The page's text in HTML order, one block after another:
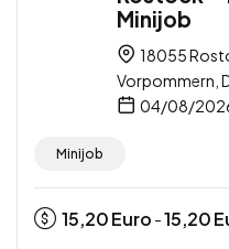
Minijob
18055
Vorpommern,
04/08/
Minijob
15,20Euro -15,20